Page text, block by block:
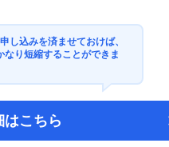
し込みを済ませておけば、
り短縮することができま
はこちら